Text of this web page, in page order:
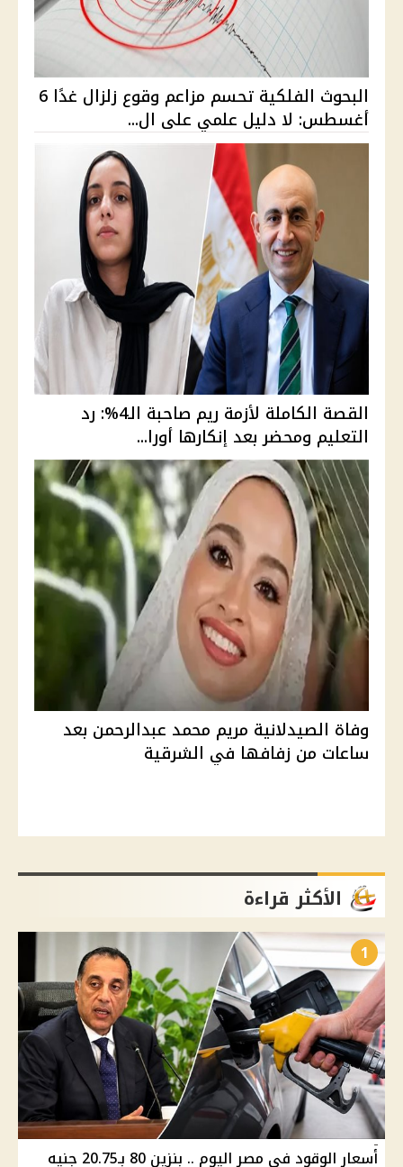
البحوث الفلكية تحسم مزاعم وقوع زلزال غدًا 6
أغسطس: لا دليل علمي على ال...
القصة الكاملة لأزمة ريم صاحبة الـ4%: رد
التعليم ومحضر بعد إنكارها أورا...
وفاة الصيدلانية مريم محمد عبدالرحمن بعد
ساعات من زفافها في الشرقية
الأكثر قراءة
1
أسعار الوقود في مصر اليوم .. بنزين 80 بـ20.75 جنيه